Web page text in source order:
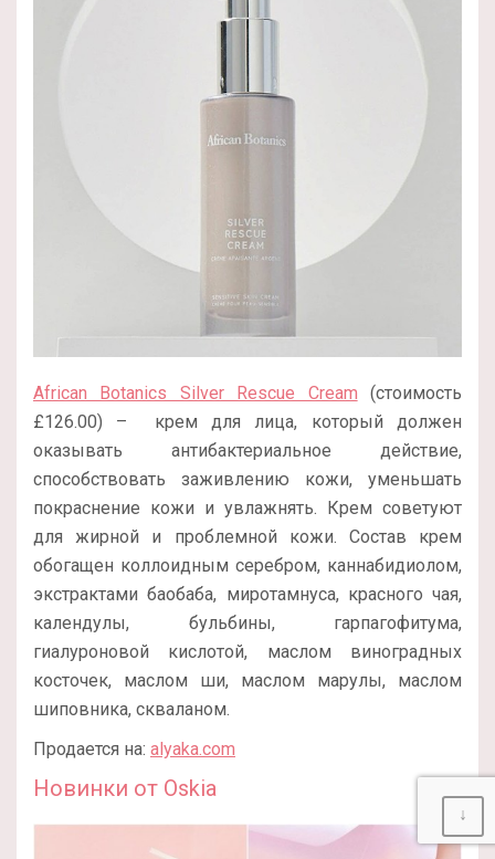
African Botanics Silver Rescue Cream (стоимость
£126.00) – крем для лица, который должен
оказывать антибактериальное действие,
способствовать заживлению кожи, уменьшать
покраснение кожи и увлажнять. Крем советуют
для жирной и проблемной кожи. Состав крем
обогащен коллоидным серебром, каннабидиолом,
экстрактами баобаба, миротамнуса, красного чая,
календулы, бульбины, гарпагофитума,
гиалуроновой кислотой, маслом виноградных
косточек, маслом ши, маслом марулы, маслом
шиповника, скваланом.
Продается на: alyaka.com
Новинки от Oskia
↓